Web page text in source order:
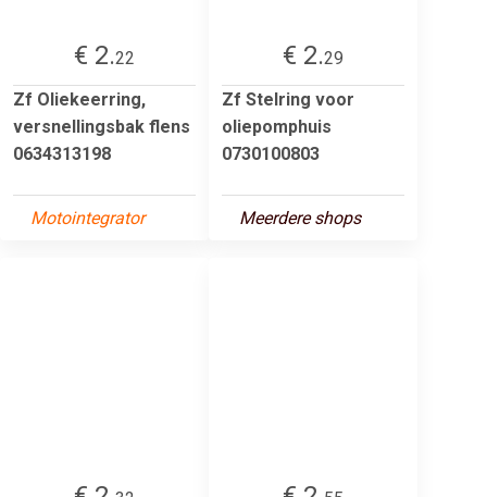
€ 2.22
Zf Oliekeerring,
versnellingsbak flens
0634313198
Motointegrator
€ 2.29
Zf Stelring voor
oliepomphuis
0730100803
Meerdere shops